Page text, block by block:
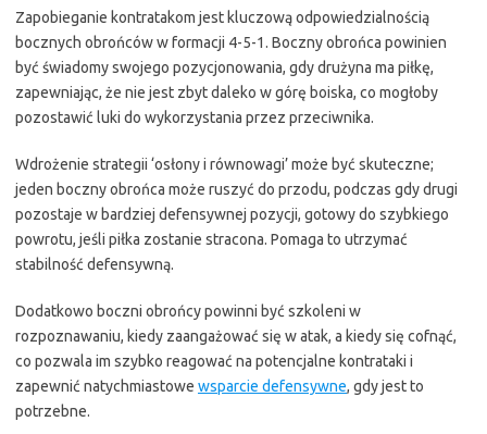
Zapobieganie kontratakom jest kluczową odpowiedzialnością
bocznych obrońców w formacji 4-5-1. Boczny obrońca powinien
być świadomy swojego pozycjonowania, gdy drużyna ma piłkę,
zapewniając, że nie jest zbyt daleko w górę boiska, co mogłoby
pozostawić luki do wykorzystania przez przeciwnika.
Wdrożenie strategii ‘osłony i równowagi’ może być skuteczne;
jeden boczny obrońca może ruszyć do przodu, podczas gdy drugi
pozostaje w bardziej defensywnej pozycji, gotowy do szybkiego
powrotu, jeśli piłka zostanie stracona. Pomaga to utrzymać
stabilność defensywną.
Dodatkowo boczni obrońcy powinni być szkoleni w
rozpoznawaniu, kiedy zaangażować się w atak, a kiedy się cofnąć,
co pozwala im szybko reagować na potencjalne kontrataki i
zapewnić natychmiastowe wsparcie defensywne, gdy jest to
potrzebne.